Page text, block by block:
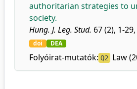
authoritarian strategies to
society.
Hung. J. Leg. Stud. 67 (2), 1-
doi DEA
Folyóirat-mutatók: Q2 Law